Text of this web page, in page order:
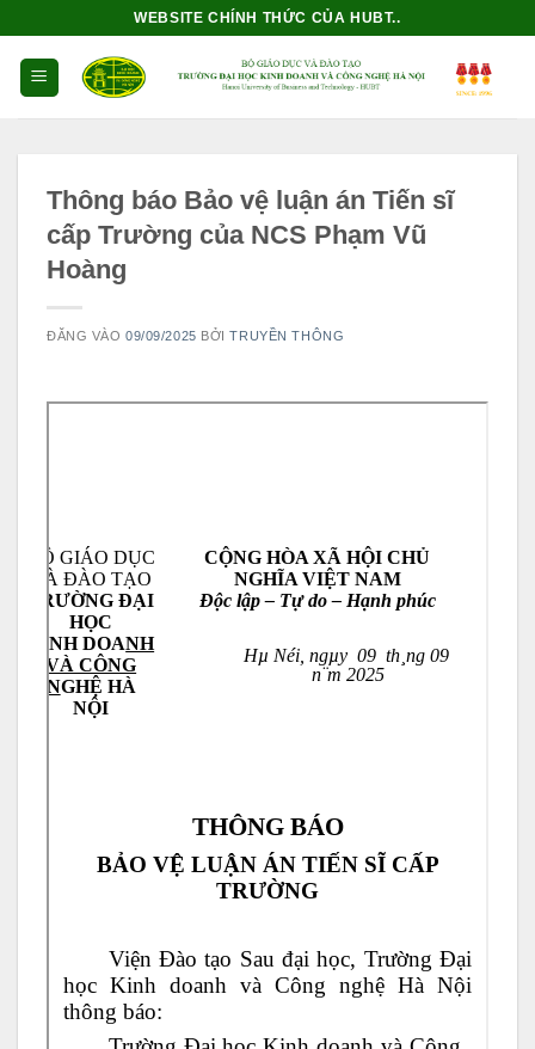
dung
WEBSITE CHÍNH THỨC CỦA HUBT..
Thông báo Bảo vệ luận án Tiến sĩ
cấp Trường của NCS Phạm Vũ
Hoàng
ĐĂNG VÀO09/09/2025 BỞITRUYỀN THÔNG